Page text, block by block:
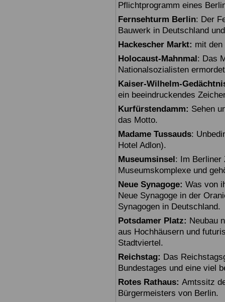
Pflichtprogramm eines
Fernsehturm Berlin: Der
Bauwerk in Deutschland
Hackescher Markt: mit
Holocaust-Mahnmal : Das
Nationalsozialisten
Kaiser-Wilhelm-
ein beeindruckendes
Kurfürstendamm: Sehen
das Motto.
Madame Tussauds:
Hotel Adlon).
Museumsinsel : Im Berliner
Museumskomplexe und
Neue Synagoge: Was von
Neue Synagoge in der
Synagogen in Deutschland.
Potsdamer Platz: Neubau
aus Hochhäusern und
Stadtviertel.
Reichstag: Das
Bundestages und eine viel
Rotes Rathaus: Amtssitz
Bürgermeisters von Berlin.